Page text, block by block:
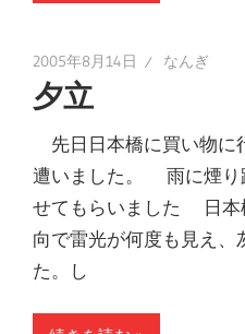
2005年8月14日 なんぎ
夕立
先日日本橋に買い物に
遭いました。 雨に煙り
せてもらいました 日本
向で雷光が何度も見え、
た。し